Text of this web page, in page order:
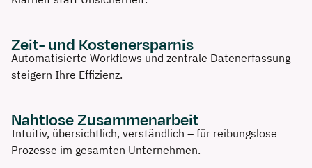
Zeit- und Kostenersparnis
Automatisierte Workflows und zentrale Datenerfassung
steigern Ihre Effizienz.
Nahtlose Zusammenarbeit
Intuitiv, übersichtlich, verständlich – für reibungslose
Prozesse im gesamten Unternehmen.